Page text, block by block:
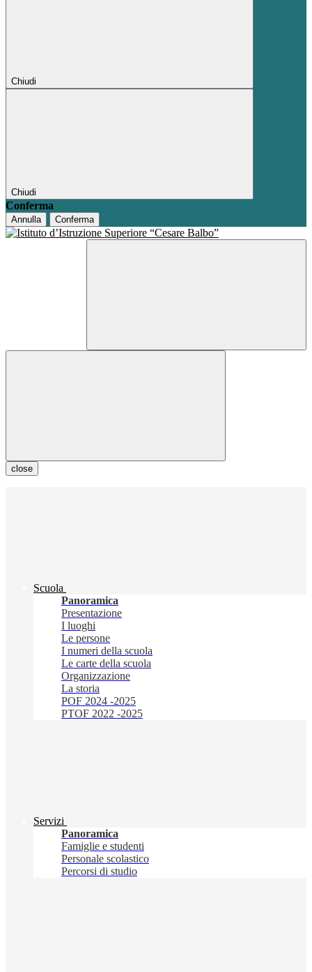
Chiudi
Chiudi
Conferma
Annulla Conferma
close
Scuola
Panoramica
Presentazione
I luoghi
Le persone
I numeri della scuola
Le carte della scuola
Organizzazione
La storia
POF 2024 -2025
PTOF 2022 -2025
Servizi
Panoramica
Famiglie e studenti
Personale scolastico
Percorsi di studio